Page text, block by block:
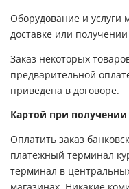
Оборудование и
доставке или
Заказ некоторых
предварительной
приведена в договоре.
Картой при получении
Оплатить заказ
платежный терминал
терминал в